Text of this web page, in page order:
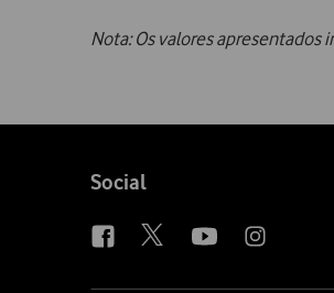
Nota: Os valores apresentados
Follow
Social